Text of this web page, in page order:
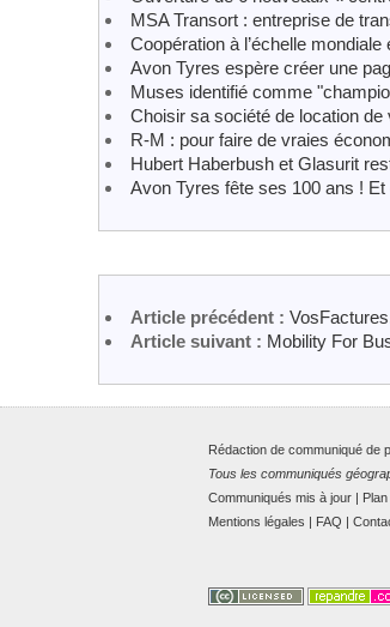
MSA Transort : entreprise de
Coopération à l’échelle
Avon Tyres espère créer une
Muses identifié comme
Choisir sa société de location de
R-M : pour faire de vraies
Hubert Haberbush et Glasurit
Avon Tyres fête ses 100 ans !
Article précédent :
Article suivant : Mobility For
Rédaction de communiqué de
Tous les communiqués
Communiqués mis à jour |
Mentions légales | FAQ |